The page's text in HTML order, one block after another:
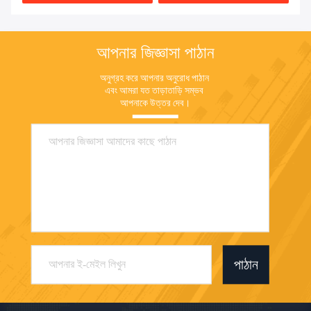
আপনার জিজ্ঞাসা পাঠান
অনুগ্রহ করে আপনার অনুরোধ পাঠান
এবং আমরা যত তাড়াতাড়ি সম্ভব
আপনাকে উত্তর দেব।
পাঠান